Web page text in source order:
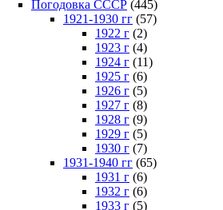
Погодовка СССР (445)
1921-1930 гг (57)
1922 г (2)
1923 г (4)
1924 г (11)
1925 г (6)
1926 г (5)
1927 г (8)
1928 г (9)
1929 г (5)
1930 г (7)
1931-1940 гг (65)
1931 г (6)
1932 г (6)
1933 г (5)